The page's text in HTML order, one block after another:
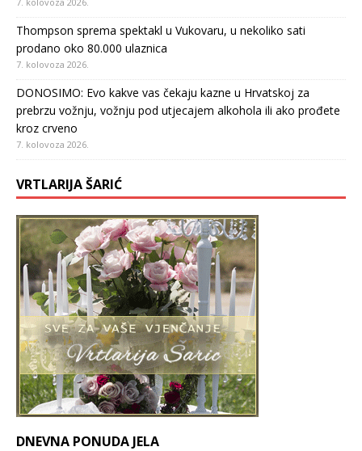
Thompson sprema spektakl u Vukovaru, u nekoliko sati
prodano oko 80.000 ulaznica
7. kolovoza 2026.
DONOSIMO: Evo kakve vas čekaju kazne u Hrvatskoj za
prebrzu vožnju, vožnju pod utjecajem alkohola ili ako prođete
kroz crveno
7. kolovoza 2026.
VRTLARIJA ŠARIĆ
DNEVNA PONUDA JELA